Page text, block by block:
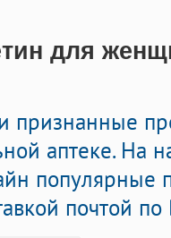
для
признанные
аптеке. На
популярные
почтой